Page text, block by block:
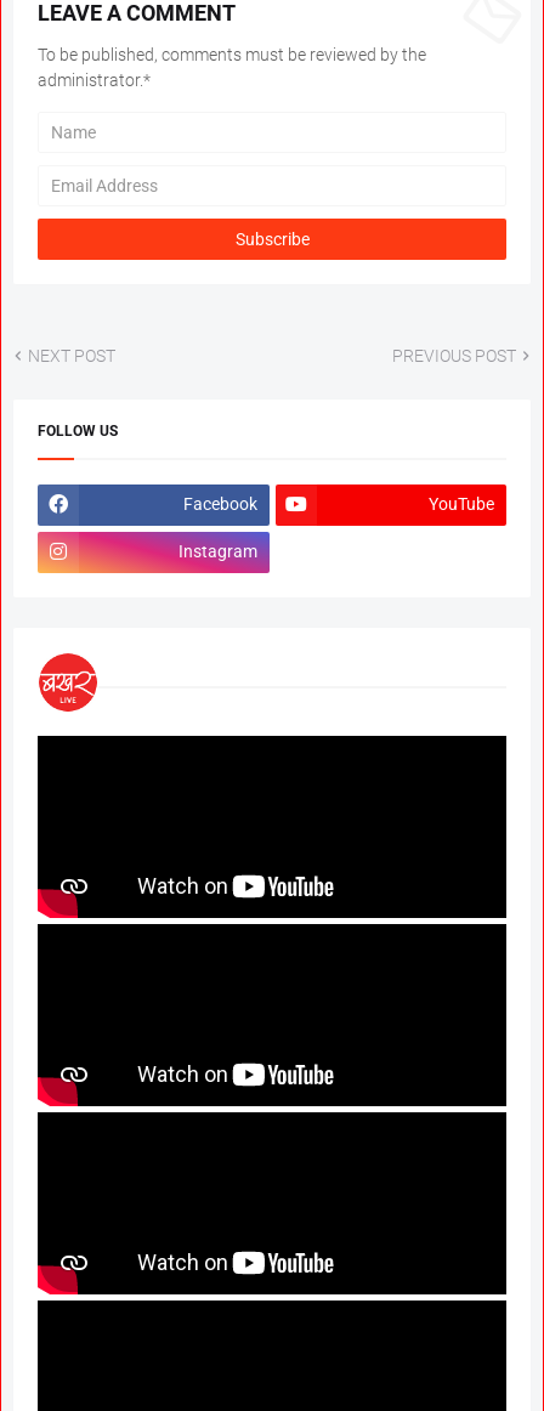
LEAVE A COMMENT
To be published, comments must be reviewed by the
administrator.*
NEXT POST PREVIOUS POST
FOLLOW US
Facebook YouTube
Instagram